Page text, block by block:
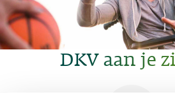
DKV aan je